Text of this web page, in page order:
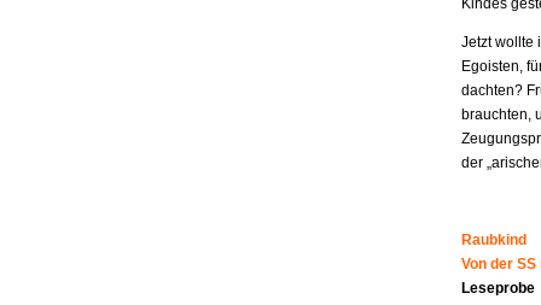
Kindes
Jetzt wollte
Egoisten,
dachten?
brauchten,
der
Raubkind
Von der
Leseprobe